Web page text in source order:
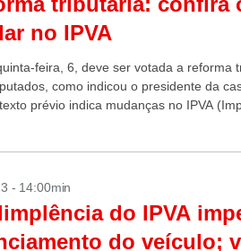
no IPVA
feira, 6, deve ser votada a reforma
como indicou o presidente da
prévio indica mudanças no IPVA
- 14:00min
do IPVA
do veículo;